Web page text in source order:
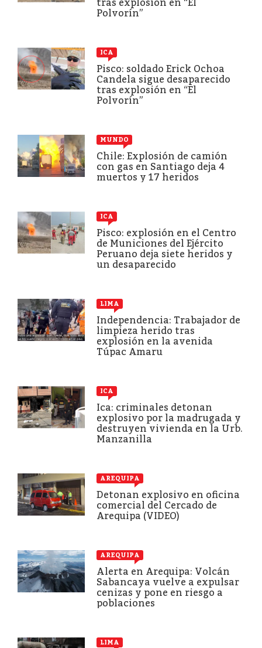
tras explosión en “El
Polvorín”
ICA
Pisco: soldado Erick Ochoa
Candela sigue desaparecido
tras explosión en “El
Polvorín”
MUNDO
Chile: Explosión de camión
con gas en Santiago deja 4
muertos y 17 heridos
ICA
Pisco: explosión en el Centro
de Municiones del Ejército
Peruano deja siete heridos y
un desaparecido
LIMA
Independencia: Trabajador de
limpieza herido tras
explosión en la avenida
Túpac Amaru
ICA
Ica: criminales detonan
explosivo por la madrugada y
destruyen vivienda en la Urb.
Manzanilla
AREQUIPA
Detonan explosivo en oficina
comercial del Cercado de
Arequipa (VIDEO)
AREQUIPA
Alerta en Arequipa: Volcán
Sabancaya vuelve a expulsar
cenizas y pone en riesgo a
poblaciones
LIMA